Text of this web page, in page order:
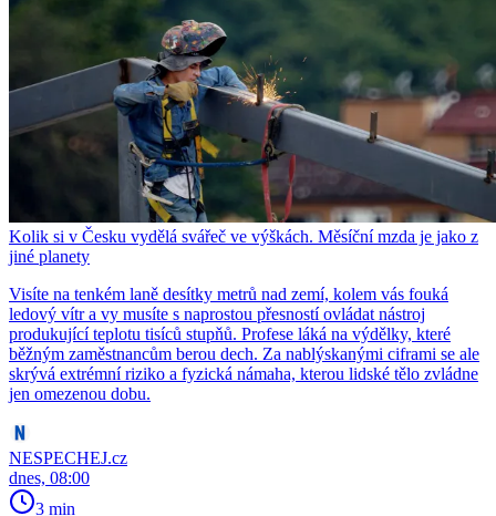
Kolik si v Česku vydělá svářeč ve výškách. Měsíční mzda je jako z
jiné planety
Visíte na tenkém laně desítky metrů nad zemí, kolem vás fouká
ledový vítr a vy musíte s naprostou přesností ovládat nástroj
produkující teplotu tisíců stupňů. Profese láká na výdělky, které
běžným zaměstnancům berou dech. Za nablýskanými ciframi se ale
skrývá extrémní riziko a fyzická námaha, kterou lidské tělo zvládne
jen omezenou dobu.
NESPECHEJ.cz
dnes, 08:00
3 min